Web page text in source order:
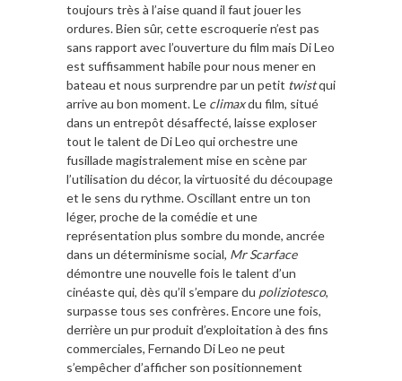
toujours très à l’aise quand il faut jouer les
ordures. Bien sûr, cette escroquerie n’est pas
sans rapport avec l’ouverture du film mais Di Leo
est suffisamment habile pour nous mener en
bateau et nous surprendre par un petit twistqui
arrive au bon moment. Le climaxdu film, situé
dans un entrepôt désaffecté, laisse exploser
tout le talent de Di Leo qui orchestre une
fusillade magistralement mise en scène par
l’utilisation du décor, la virtuosité du découpage
et le sens du rythme. Oscillant entre un ton
léger, proche de la comédie et une
représentation plus sombre du monde, ancrée
dans un déterminisme social, Mr Scarface
démontre une nouvelle fois le talent d’un
cinéaste qui, dès qu’il s’empare du poliziotesco,
surpasse tous ses confrères. Encore une fois,
derrière un pur produit d’exploitation à des fins
commerciales, Fernando Di Leo ne peut
s’empêcher d’afficher son positionnement